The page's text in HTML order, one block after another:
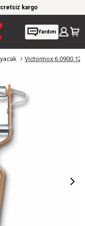
kargo
Yardım
Victorinox 6.0900.12